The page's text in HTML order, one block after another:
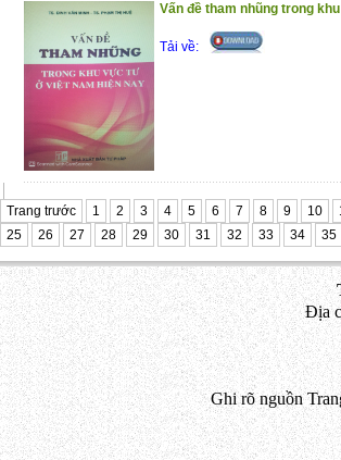
Vấn đề tham nhũng trong
Tải về:
Trang trước 1 2 3 4 5 6 7 8 9 10
25
26 27 28 29 30 31 32 33 34 35
Địa
Ghi rõ nguồn